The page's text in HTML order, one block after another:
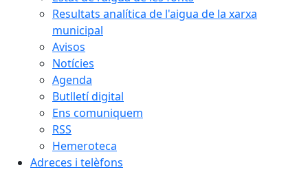
Resultats analítica de l'aigua de la xarxa
municipal
Avisos
Notícies
Agenda
Butlletí digital
Ens comuniquem
RSS
Hemeroteca
Adreces i telèfons